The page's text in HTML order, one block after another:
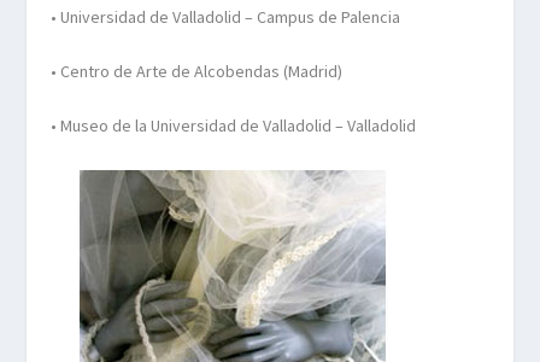
• Universidad de Valladolid – Campus de Palencia
• Centro de Arte de Alcobendas (Madrid)
• Museo de la Universidad de Valladolid – Valladolid